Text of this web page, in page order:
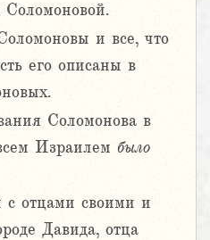
Соломоновой.
и все, что
его описаны в
Соломонова в
Израилем было
отцами своими и
Давида, отца